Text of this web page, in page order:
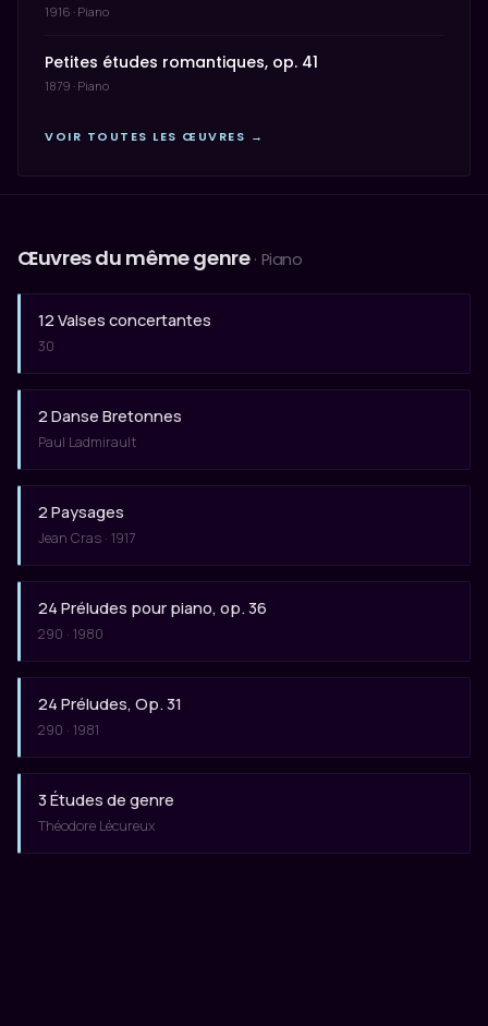
1916 · Piano
Petites études romantiques, op. 41
1879 · Piano
VOIR TOUTES LES ŒUVRES →
Œuvres du même genre · Piano
12 Valses concertantes
30
2 Danse Bretonnes
Paul Ladmirault
2 Paysages
Jean Cras · 1917
24 Préludes pour piano, op. 36
290 · 1980
24 Préludes, Op. 31
290 · 1981
3 Études de genre
Théodore Lécureux